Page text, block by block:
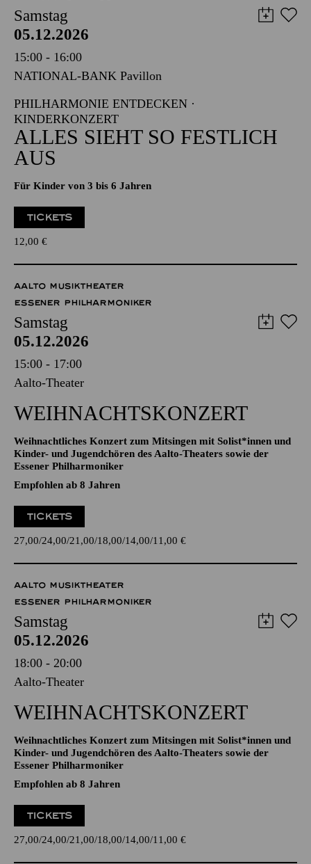
PHILHARMONIE ESSEN
Samstag
05.12.2026
15:00 - 16:00
NATIONAL-BANK Pavillon
PHILHARMONIE ENTDECKEN ·
KINDERKONZERT
ALLES SIEHT SO FESTLICH
Für Kinder von 3 bis 6 Jahren
12,00€
AALTO MUSIKTHEATER
ESSENER PHILHARMONIKER
Samstag
05.12.2026
15:00 - 17:00
WEIHNACHTS­KONZERT
Weihnachtliches Konzert zum Mitsingen mit Solist*innen und
Essener Philharmoniker
Empfohlen ab 8 Jahren
27,00 24,00 21,00 18,00
AALTO MUSIKTHEATER
ESSENER PHILHARMONIKER
Samstag
05.12.2026
18:00 - 20:00
WEIHNACHTS­KONZERT
Weihnachtliches Konzert zum Mitsingen mit Solist*innen und
Essener Philharmoniker
Empfohlen ab 8 Jahren